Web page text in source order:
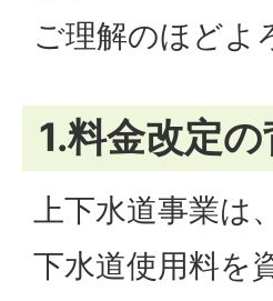
ご理解のほどよ
1.料金改定
上下水道事業は
下水道使用料を